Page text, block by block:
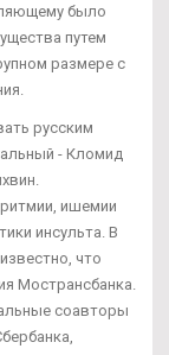
было
путем
размере с
русским
- Кломид
ишемии
инсульта. В
что
Мострансбанка.
соавторы